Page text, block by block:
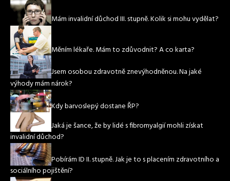
Mám invalidní důchod III. stupně. Kolik si mohu vydělat?
Měním lékaře. Mám to zdůvodnit? A co karta?
Jsem osobou zdravotně znevýhodněnou. Na jaké
výhody mám nárok?
Kdy barvoslepý dostane ŘP?
Jaká je šance, že by lidé s fibromyalgií mohli získat
invalidní důchod?
Pobírám ID II. stupně. Jak je to s placením zdravotního a
sociálního pojištění?